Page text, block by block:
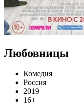
Любовницы
Комедия
Россия
2019
16+